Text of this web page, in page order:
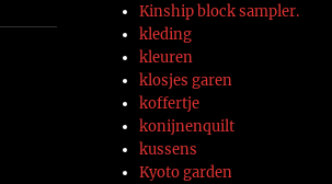
Kinship block sampler.
kleding
kleuren
klosjes garen
koffertje
konijnenquilt
kussens
Kyoto garden